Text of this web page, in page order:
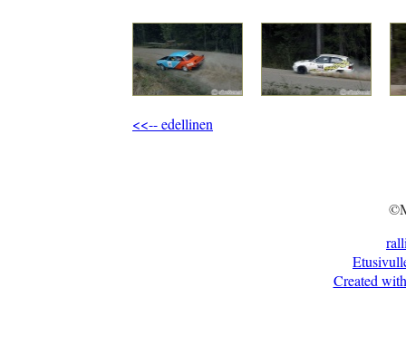
<<-- edellinen
Created